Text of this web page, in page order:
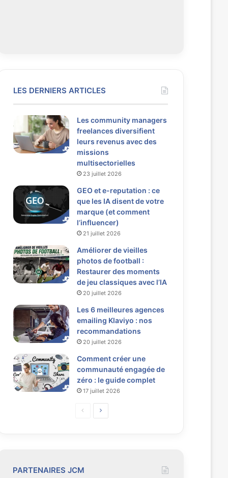
LES DERNIERS ARTICLES
Les community managers
freelances diversifient
leurs revenus avec des
missions
multisectorielles
23 juillet 2026
GEO et e-reputation : ce
que les IA disent de votre
marque (et comment
l’influencer)
21 juillet 2026
Améliorer de vieilles
photos de football :
Restaurer des moments
de jeu classiques avec l’IA
20 juillet 2026
Les 6 meilleures agences
emailing Klaviyo : nos
recommandations
20 juillet 2026
Comment créer une
communauté engagée de
zéro : le guide complet
17 juillet 2026
P
PARTENAIRES JCM